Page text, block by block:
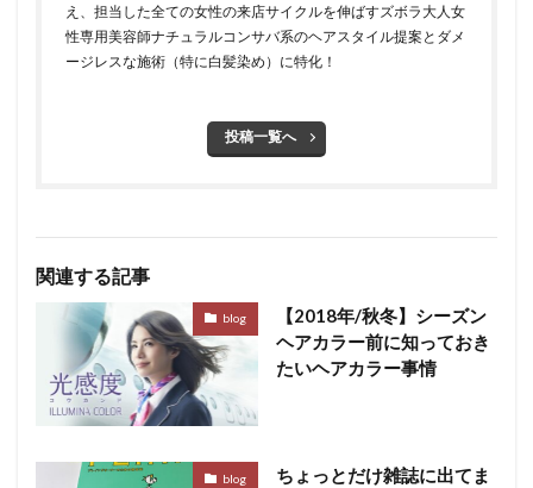
え、担当した全ての女性の来店サイクルを伸ばすズボラ大人女
性専用美容師 ​ ​ナチュラルコンサバ系のヘアスタイル提案とダメ
ージレスな施術（特に白髪染め）に特化！
投稿一覧へ
関連する記事
blog
【2018年/秋冬】シーズン
ヘアカラー前に知っておき
たいヘアカラー事情
blog
ちょっとだけ雑誌に出てま